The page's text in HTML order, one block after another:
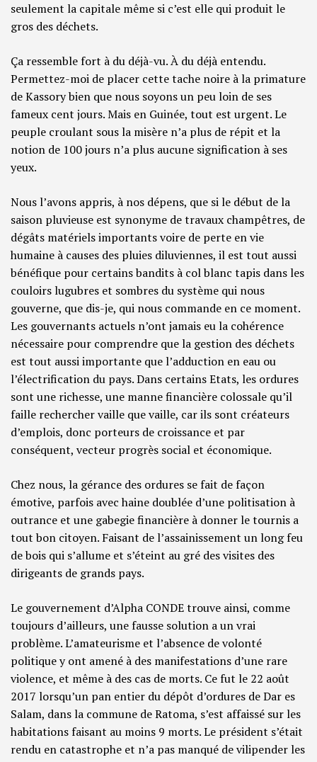
seulement la capitale même si c’est elle qui produit le
gros des déchets.
Ça ressemble fort à du déjà-vu. À du déjà entendu.
Permettez-moi de placer cette tache noire à la primature
de Kassory bien que nous soyons un peu loin de ses
fameux cent jours. Mais en Guinée, tout est urgent. Le
peuple croulant sous la misère n’a plus de répit et la
notion de 100 jours n’a plus aucune signification à ses
yeux.
Nous l’avons appris, à nos dépens, que si le début de la
saison pluvieuse est synonyme de travaux champêtres, de
dégâts matériels importants voire de perte en vie
humaine à causes des pluies diluviennes, il est tout aussi
bénéfique pour certains bandits à col blanc tapis dans les
couloirs lugubres et sombres du système qui nous
gouverne, que dis-je, qui nous commande en ce moment.
Les gouvernants actuels n’ont jamais eu la cohérence
nécessaire pour comprendre que la gestion des déchets
est tout aussi importante que l’adduction en eau ou
l’électrification du pays. Dans certains Etats, les ordures
sont une richesse, une manne financière colossale qu’il
faille rechercher vaille que vaille, car ils sont créateurs
d’emplois, donc porteurs de croissance et par
conséquent, vecteur progrès social et économique.
Chez nous, la gérance des ordures se fait de façon
émotive, parfois avec haine doublée d’une politisation à
outrance et une gabegie financière à donner le tournis a
tout bon citoyen. Faisant de l’assainissement un long feu
de bois qui s’allume et s’éteint au gré des visites des
dirigeants de grands pays.
Le gouvernement d’Alpha CONDE trouve ainsi, comme
toujours d’ailleurs, une fausse solution a un vrai
problème. L’amateurisme et l’absence de volonté
politique y ont amené à des manifestations d’une rare
violence, et même à des cas de morts. Ce fut le 22 août
2017 lorsqu’un pan entier du dépôt d’ordures de Dar es
Salam, dans la commune de Ratoma, s’est affaissé sur les
habitations faisant au moins 9 morts. Le président s’était
rendu en catastrophe et n’a pas manqué de vilipender les